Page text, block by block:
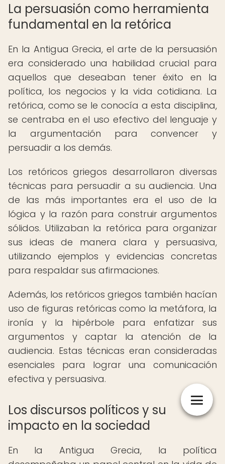
La persuasión como herramienta
fundamental en la retórica
En la Antigua Grecia, el arte de la persuasión
era considerado una habilidad crucial para
aquellos que deseaban tener éxito en la
política, los negocios y la vida cotidiana. La
retórica, como se le conocía a esta disciplina,
se centraba en el uso efectivo del lenguaje y
la argumentación para convencer y
persuadir a los demás.
Los retóricos griegos desarrollaron diversas
técnicas para persuadir a su audiencia. Una
de las más importantes era el uso de la
lógica y la razón para construir argumentos
sólidos. Utilizaban la retórica para organizar
sus ideas de manera clara y persuasiva,
utilizando ejemplos y evidencias concretas
para respaldar sus afirmaciones.
Además, los retóricos griegos también hacían
uso de figuras retóricas como la metáfora, la
ironía y la hipérbole para enfatizar sus
argumentos y captar la atención de la
audiencia. Estas técnicas eran consideradas
esenciales para lograr una comunicación
efectiva y persuasiva.
Los discursos políticos y su
impacto en la sociedad
En la Antigua Grecia, la política